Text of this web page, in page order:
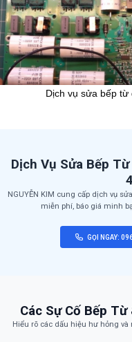
Dịch vụ sửa bếp từ
Dịch Vụ Sửa Bếp
NGUYỄN KIM cung cấp dịch vụ
miễn phí, báo giá minh
GỌI NGAY:
Các Sự Cố Bếp
Hiểu rõ các dấu hiệu hư hỏng